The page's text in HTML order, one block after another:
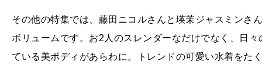
その他の特集では、藤田ニコルさんと瑛茉ジャスミンさ
ボリュームです。お2人のスレンダーなだけでなく、日
ている美ボディがあらわに。トレンドの可愛い水着をた